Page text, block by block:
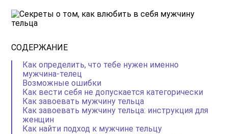
СОДЕРЖАНИЕ
Как определить, что тебе нужен именно
мужчина-телец
Возможные ошибки
Как вести себя не допускается категорически
Как завоевать мужчину тельца
Как завоевать мужчину тельца: инструкция для
женщин
Как найти подход к мужчине тельцу